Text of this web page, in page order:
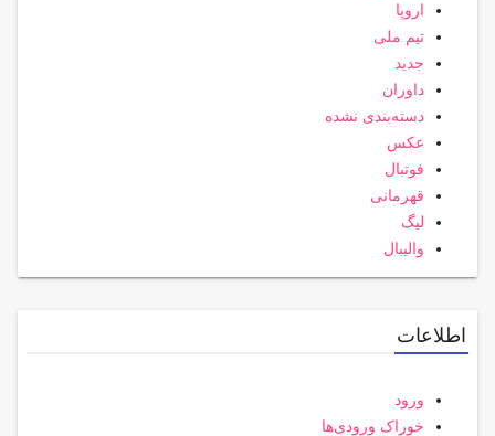
اروپا
تیم ملی
جدید
داوران
دسته‌بندی نشده
عکس
فوتبال
قهرمانی
لیگ
والیبال
اطلاعات
ورود
خوراک ورودی‌ها